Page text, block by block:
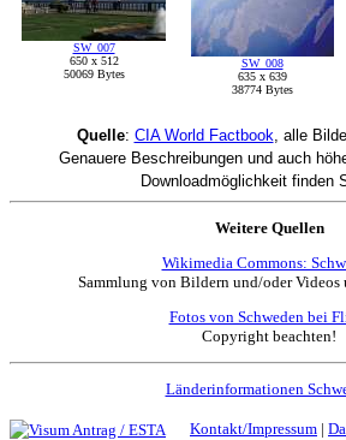
SW_007
650 x 512
50069 Bytes
SW_008
635 x 639
38774 Bytes
Quelle: CIA World Factbook, alle
Genauere Beschreibungen und auch
Downloadmöglichkeit finden
Weitere Quellen
Wikimedia Commons:
Sammlung von Bildern und/oder Videos
Fotos von Schweden bei
Copyright beachten!
Länderinformationen
Kontakt/Impressum |